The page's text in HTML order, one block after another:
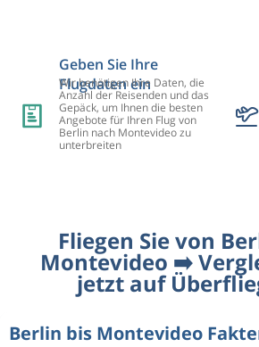
Geben Sie Ihre
Flugdaten ein
Wir benötigen Ihre Daten, die
Anzahl der Reisenden und das
Gepäck, um Ihnen die besten
Angebote für Ihren Flug von
Berlin nach Montevideo zu
unterbreiten
Fliegen Sie von
Montevideo ➡️
jetzt auf
Berlin bis Montevideo